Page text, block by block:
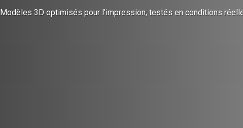
Modèles 3D optimisés pour l’impression, testés en conditions